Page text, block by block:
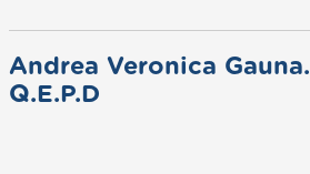
Andrea Veronica Gauna.
Q.E.P.D